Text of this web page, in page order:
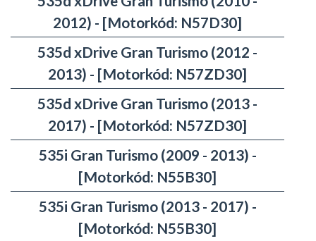
2012) - [Motorkód: N57D30]
535d xDrive Gran Turismo (2012 -
2013) - [Motorkód: N57ZD30]
535d xDrive Gran Turismo (2013 -
2017) - [Motorkód: N57ZD30]
535i Gran Turismo (2009 - 2013) -
[Motorkód: N55B30]
535i Gran Turismo (2013 - 2017) -
[Motorkód: N55B30]